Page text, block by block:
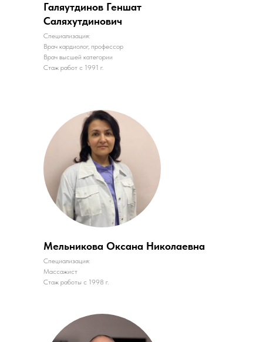
Галяутдинов Геншат
Саляхутдинович
Специализация:
Врач кардиолог, профессор
Врач высшей категории
Стаж работ с 1991 г.
Мельникова Оксана Николаевна
Специализация:
Массажист
Стаж работы с 1998 г.